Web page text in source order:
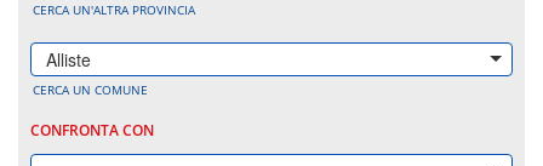
CERCA UN'ALTRA PROVINCIA
Alliste
CERCA UN COMUNE
CONFRONTA CON